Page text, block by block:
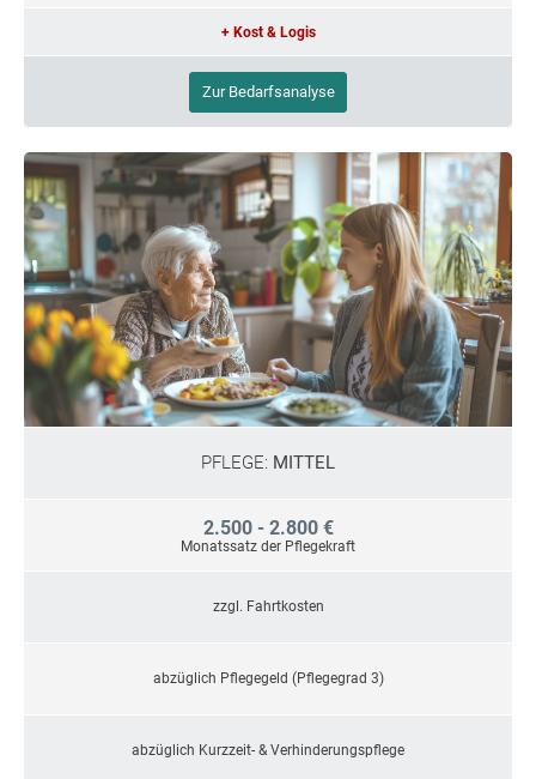
+ Kost & Logis
Zur Bedarfsanalyse
PFLEGE: MITTEL
2.500 - 2.800 €
Monatssatz der Pflegekraft
zzgl. Fahrtkosten
abzüglich Pflegegeld (Pflegegrad 3)
abzüglich Kurzzeit- & Verhinderungspflege